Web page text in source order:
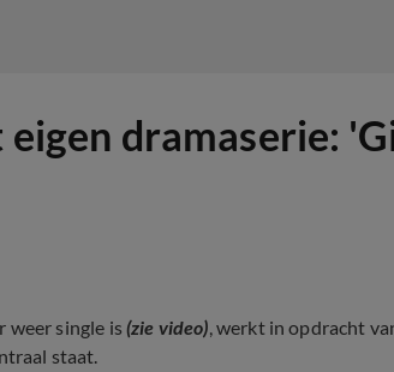
dramaserie:
weer single is (zie video), werkt in opdracht
staat.